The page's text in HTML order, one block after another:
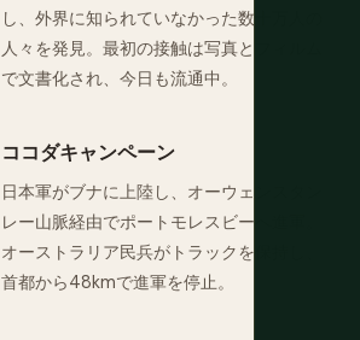
し、外界に知られていなかった数十万人の
人々を発見。最初の接触は写真とフィルム
で文書化され、今日も流通中。
ココダキャンペーン
日本軍がブナに上陸し、オーウェンスタン
レー山脈経由でポートモレスビーへ進軍。
オーストラリア民兵がトラックを保持し、
首都から48kmで進軍を停止。